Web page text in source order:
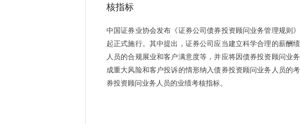
核指标
中国证券业协会发布《证券公司债券投资顾问业务管理规则
起正式施行。其中提出，证券公司应当建立科学合理的薪酬
人员的合规展业和客户满意度等，并应将因债券投资顾问业
成重大风险和客户投诉的情形纳入债券投资顾问业务人员的
券投资顾问业务人员的业绩考核指标。